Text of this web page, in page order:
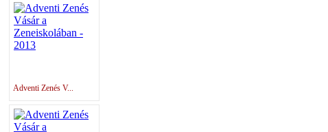
Adventi Zenés V...